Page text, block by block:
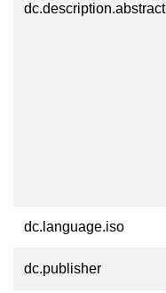
dc.description.abstract
dc.language.iso
dc.publisher